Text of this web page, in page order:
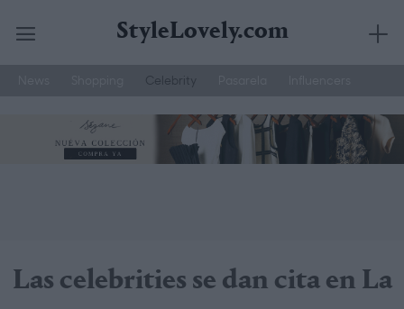
contenido
StyleLovely.com
Celebrity
Street Style Moda Hombre
Las celebrities se dan cita en La